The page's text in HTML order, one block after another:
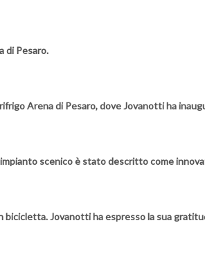
di Pesaro.
Arena di Pesaro, dove Jovanotti ha
scenico è stato descritto come
Jovanotti ha espresso la sua